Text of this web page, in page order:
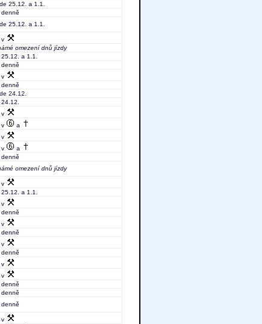
25.12. a 1.1.
denně
25.12. a 1.1.
v
omezení dnů jízdy
25.12. a 1.1.
denně
v
denně
24.12.
24.12.
v
v
a
v
v
a
denně
omezení dnů jízdy
v
25.12. a 1.1.
v
denně
v
denně
v
denně
v
v
denně
denně
denně
v